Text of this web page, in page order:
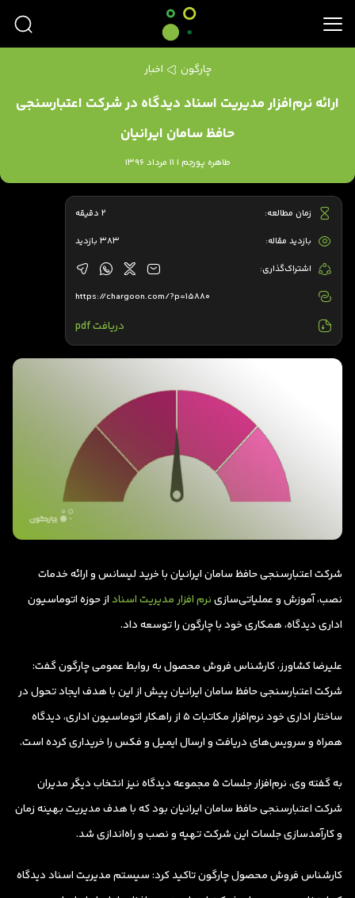
چارگون اخبار
ارائه نرم‌افزار مدیریت اسناد دیدگاه در شرکت اعتبارسنجی
حافظ سامان ایرانیان
طاهره پورجم | 11 مرداد 1396
شرکت اعتبارسنجی حافظ سامان ایرانیان با خرید لیسانس و ارائه خدمات
نصب، آموزش و عملیاتی‌سازینرم افزار مدیریت اسناداز حوزه اتوماسیون
اداری دیدگاه، همکاری خود با چارگون را توسعه داد.
علیرضا کشاورز، کارشناس فروش محصول به روابط عمومی چارگون گفت:
شرکت اعتبارسنجی حافظ سامان ایرانیان پیش از این با هدف ایجاد تحول در
ساختار اداری خود نرم‌افزار مکاتبات ۵ از راهکار اتوماسیون اداری، دیدگاه
همراه و سرویس‌های دریافت و ارسال ایمیل و فکس را خریداری کرده است.
به گفته وی، نرم‌افزار جلسات ۵ مجموعه دیدگاه نیز انتخاب دیگر مدیران
شرکت اعتبارسنجی حافظ سامان ایرانیان بود که با هدف مدیریت بهینه زمان
و کارآمدسازی جلسات این شرکت تهیه و نصب و راه‌اندازی شد.
کارشناس فروش محصول چارگون تاکید کرد: سیستم مدیریت اسناد دیدگاه
زمان مطالعه: 2 دقیقه
بازدید مقاله: 383 بازدید
اشتراک‌گذاری:
https://chargoon.com/?p=15880
دریافت pdf